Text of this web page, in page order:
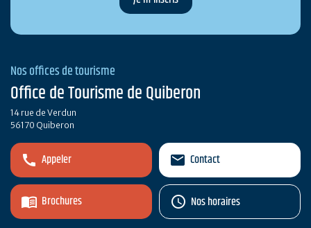
Nos offices de tourisme
Office de Tourisme de Quiberon
14 rue de Verdun
56170 Quiberon
Appeler
Brochures
Contact
Nos horaires